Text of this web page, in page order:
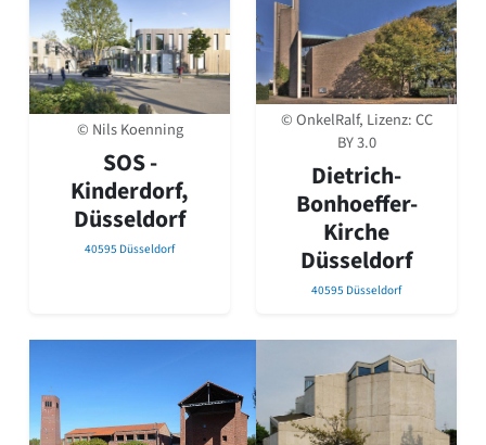
© Nils Koenning
SOS -
Kinderdorf,
Düsseldorf
40595 Düsseldorf
© OnkelRalf, Lizenz:CC
BY 3.0
Dietrich-
Bonhoeffer-
Kirche
Düsseldorf
40595 Düsseldorf